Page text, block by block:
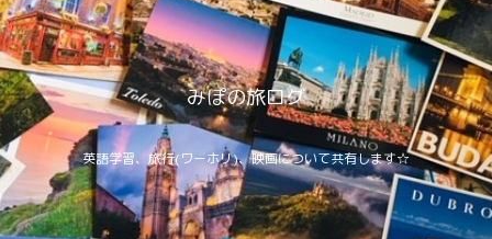
みぽの旅ログ
英語学習、旅行(ワーホリ)、映画について共有します☆